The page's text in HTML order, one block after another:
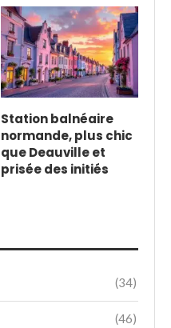
Station balnéaire
normande, plus chic
que Deauville et
prisée des initiés
(34)
(46)